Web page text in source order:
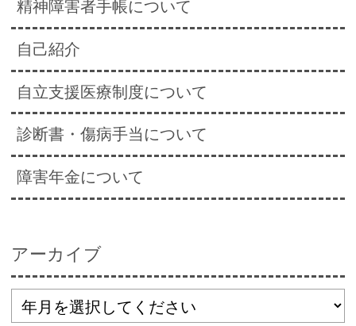
精神障害者手帳について
自己紹介
自立支援医療制度について
診断書・傷病手当について
障害年金について
アーカイブ